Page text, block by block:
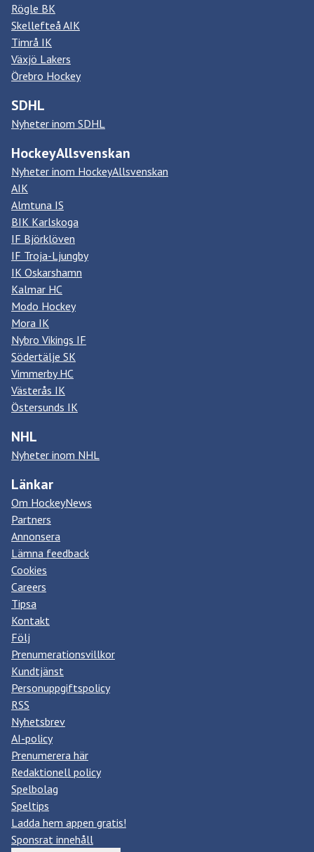
Rögle BK
Skellefteå AIK
Timrå IK
Växjö Lakers
Örebro Hockey
SDHL
Nyheter inom SDHL
HockeyAllsvenskan
Nyheter inom HockeyAllsvenskan
AIK
Almtuna IS
BIK Karlskoga
IF Björklöven
IF Troja-Ljungby
IK Oskarshamn
Kalmar HC
Modo Hockey
Mora IK
Nybro Vikings IF
Södertälje SK
Vimmerby HC
Västerås IK
Östersunds IK
NHL
Nyheter inom NHL
Länkar
Om HockeyNews
Partners
Annonsera
Lämna feedback
Cookies
Careers
Tipsa
Kontakt
Följ
Prenumerationsvillkor
Kundtjänst
Personuppgiftspolicy
RSS
Nyhetsbrev
AI-policy
Prenumerera här
Redaktionell policy
Spelbolag
Speltips
Ladda hem appen gratis!
Sponsrat innehåll